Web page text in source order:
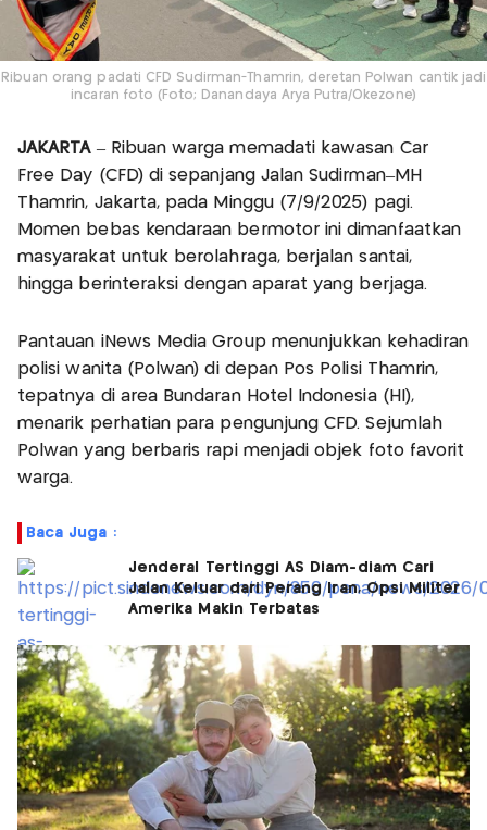
Ribuan orang padati CFD Sudirman-Thamrin, deretan Polwan cantik jadi
incaran foto (Foto; Danandaya Arya Putra/Okezone)
JAKARTA– Ribuan warga memadati kawasan Car
Free Day (CFD) di sepanjang Jalan Sudirman–MH
Thamrin, Jakarta, pada Minggu (7/9/2025) pagi.
Momen bebas kendaraan bermotor ini dimanfaatkan
masyarakat untuk berolahraga, berjalan santai,
hingga berinteraksi dengan aparat yang berjaga.
Pantauan iNews Media Group menunjukkan kehadiran
polisi wanita (Polwan) di depan Pos Polisi Thamrin,
tepatnya di area Bundaran Hotel Indonesia (HI),
menarik perhatian para pengunjung CFD. Sejumlah
Polwan yang berbaris rapi menjadi objek foto favorit
warga.
Baca Juga :
Jenderal Tertinggi AS Diam-diam Cari
Jalan Keluar dari Perang Iran, Opsi Militer
Amerika Makin Terbatas